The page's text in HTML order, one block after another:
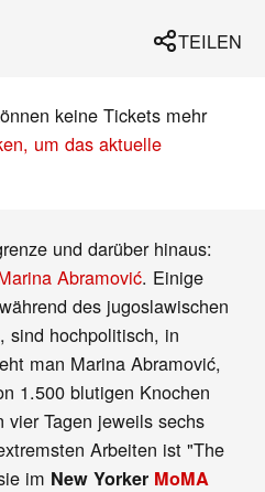
TEILEN
keine Tickets mehr
um das aktuelle
und darüber hinaus:
Abramović. Einige
des jugoslawischen
sind hochpolitisch, in
man Marina Abramović,
1.500 blutigen Knochen
Tagen jeweils sechs
Arbeiten ist "The
im New Yorker MoMA